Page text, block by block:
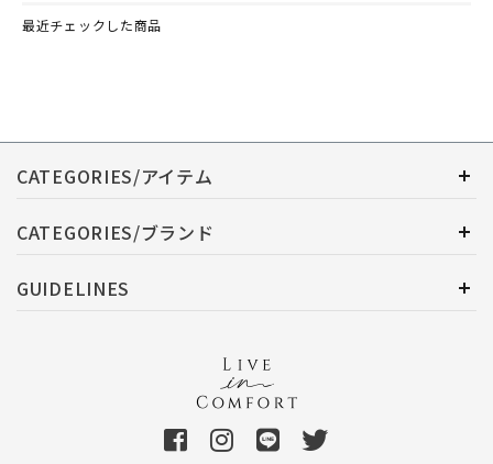
最近チェックした商品
CATEGORIES/アイテム
CATEGORIES/ブランド
GUIDELINES